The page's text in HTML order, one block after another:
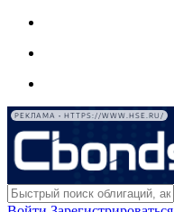
РЕКЛАМА • HTTPS://WWW.HSE.RU/